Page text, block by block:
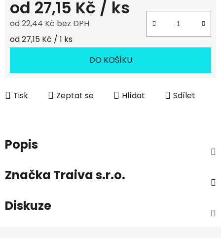
od 27,15 Kč / ks
od22,44 Kč bez DPH
Měrná cena:
od 27,15 Kč / 1 ks
DO KOŠÍKU
Tisk Zeptat se Hlídat Sdílet
Popis
Značka Traiva s.r.o.
Diskuze